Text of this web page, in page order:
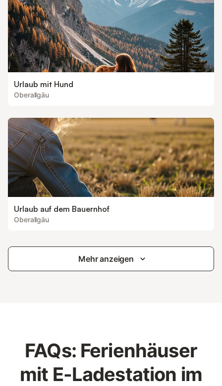
Urlaub mit Hund
Oberallgäu
Urlaub auf dem Bauernhof
Oberallgäu
Mehr anzeigen
FAQs: Ferienhäuser
mit E-Ladestation im